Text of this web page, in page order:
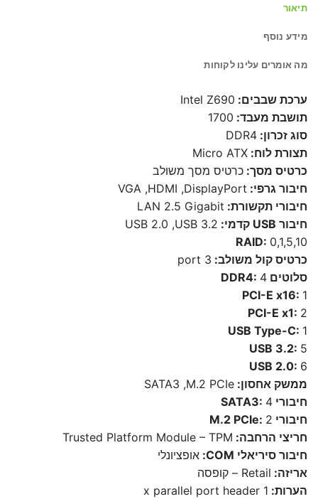
תיאור
מידע נוסף
מה אומרים עלינו לקוחות
ערכת שבבים: Intel Z690
תושבת מעבד: 1700
סוג זכרון: DDR4
תצורת לוח: Micro ATX
כרטיס מסך: כרטיס מסך משולב
חיבור גרפי: VGA ,HDMI ,DisplayPort
חיבורי תקשורת: LAN 2.5 Gigabit
חיבור USB קדמי:
USB 2.0 ,USB 3.2
RAID: 0,1,5,10
כרטיס קול משולב: 3 port
סלוטים DDR4: 4
PCI-E x16: 1
PCI-E x1: 2
USB Type-C: 1
USB 3.2: 5
USB 2.0: 6
ממשק אחסון: SATA3 ,M.2 PCIe
חיבורי SATA3: 4
חיבורי M.2 PCIe: 2
חריצי הרחבה: Trusted Platform Module – TPM
חיבור סיריאלי COM:
אופציונלי
אריזה: Retail – קופסה
הערות: 1 x parallel port header